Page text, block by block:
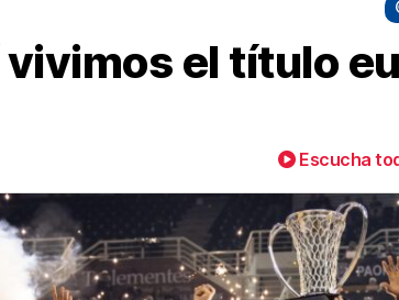
vivimos el título
Escucha